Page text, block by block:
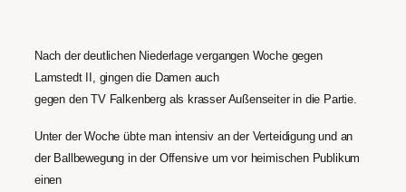
Nach der deutlichen Niederlage vergangen Woche gegen
Lamstedt II, gingen die Damen auch
gegen den TV Falkenberg als krasser Außenseiter in die Partie.
Unter der Woche übte man intensiv an der Verteidigung und an
der Ballbewegung in der Offensive um vor heimischen Publikum
einen